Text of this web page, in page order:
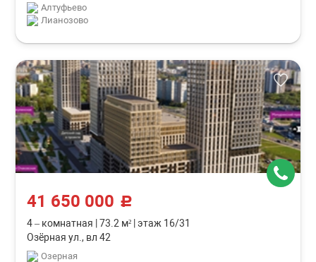
Алтуфьево
Лианозово
41 650 000 c
4 – комнатная 73.2 м² этаж 16/31
Озёрная ул., вл 42
Озерная